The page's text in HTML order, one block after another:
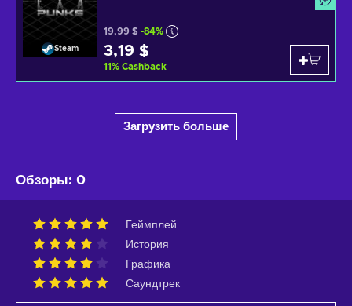
Steam
19,99 $ -84%
3,19 $
11% Cashback
Загрузить больше
Обзоры: 0
Геймплей
История
Графика
Саундтрек